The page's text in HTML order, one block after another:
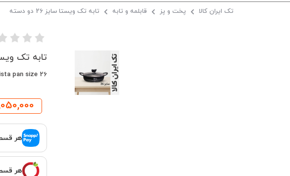
تک ایران کالا پخت و پز قابلمه و تابه تابه تک ویستا سایز 26 دو دسته
تابه تک ویستا
pan size 26
هر
هر